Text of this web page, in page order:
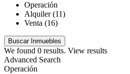
Operación
Alquiler (11)
Venta (16)
We found 0 results. View results
Advanced Search
Operación